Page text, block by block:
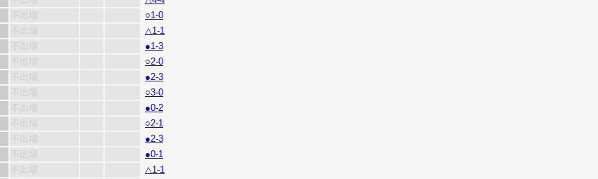
不出場
○1-0
不出場
△1-1
不出場
●1-3
不出場
○2-0
不出場
●2-3
不出場
○3-0
不出場
●0-2
不出場
○2-1
不出場
●2-3
不出場
●0-1
不出場
△1-1